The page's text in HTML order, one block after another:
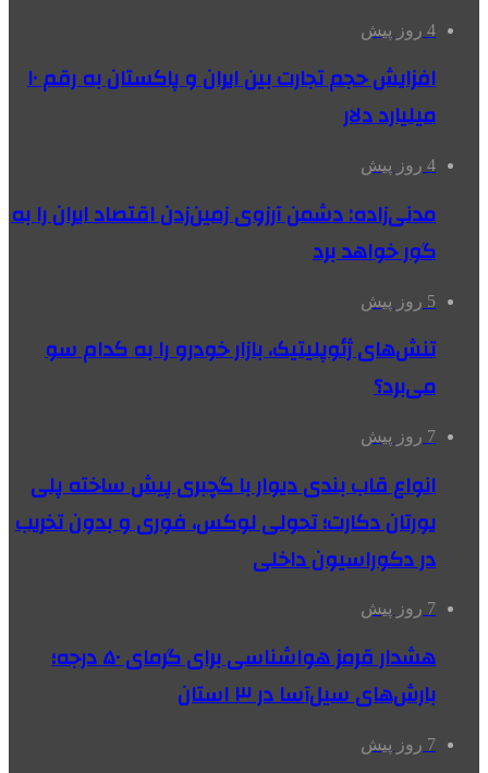
4 روز پیش
افزایش حجم تجارت بین ایران و پاکستان به رقم ۱۰
میلیارد دلار
4 روز پیش
مدنی‌زاده: دشمن آرزوی زمین‌زدن اقتصاد ایران را به
گور خواهد برد
5 روز پیش
تنش‌های ژئوپلیتیک، بازار خودرو را به کدام سو
می‌برد؟
7 روز پیش
انواع قاب بندی دیوار با گچبری پیش ساخته پلی
یورتان دکارت؛ تحولی لوکس، فوری و بدون تخریب
در دکوراسیون داخلی
7 روز پیش
هشدار قرمز هواشناسی برای گرمای ۵۰ درجه؛
بارش‌های سیل‌آسا در ۳ استان
7 روز پیش